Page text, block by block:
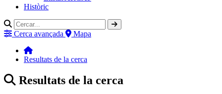
Històric
Cerca avançada Mapa
Resultats de la cerca
Resultats de la cerca